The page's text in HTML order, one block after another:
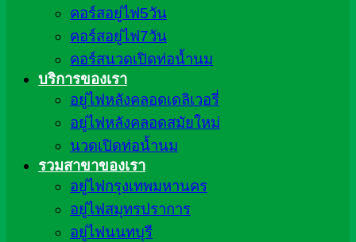
คอร์สอยู่ไฟ5วัน
คอร์สอยู่ไฟ7วัน
คอร์สนวดเปิดท่อน้ำนม
บริการของเรา
อยู่ไฟหลังคลอดเดลิเวอรี่
อยู่ไฟหลังคลอดสมัยใหม่
นวดเปิดท่อน้ำนม
รวมสาขาของเรา
อยู่ไฟกรุงเทพมหานคร
อยู่ไฟสมุทรปราการ
อยู่ไฟนนทบุรี